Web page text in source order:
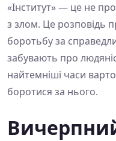
«Інститут» — це не
з злом. Це розповідь
боротьбу за
забувають про
найтемніші часи
боротися за нього.